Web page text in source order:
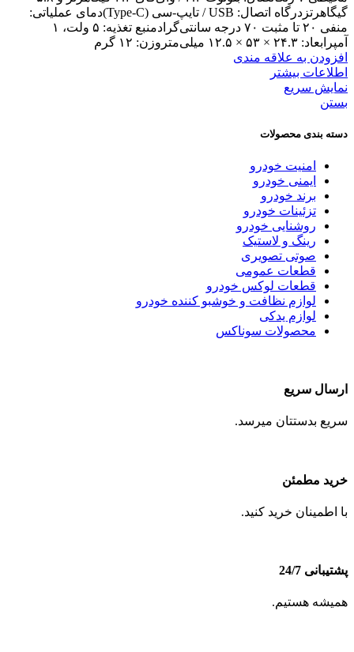
گیگاهرتزدرگاه اتصال: USB / تایپ-سی (Type-C)دمای عملیاتی:
منفی ۲۰ تا مثبت ۷۰ درجه سانتی‌گرادمنبع تغذیه: ۵ ولت، ۱
آمپرابعاد: ۲۴.۳ × ۵۳ × ۱۲.۵ میلی‌متروزن: ۱۲ گرم
افزودن به علاقه مندی
اطلاعات بیشتر
نمایش سریع
بستن
دسته بندی محصولات
امنیت خودرو
ایمنی خودرو
برند خودرو
تزئینات خودرو
روشنایی خودرو
رینگ و لاستیک
صوتی تصویری
قطعات عمومی
قطعات لوکس خودرو
لوازم نظافت و خوشبو کننده خودرو
لوازم یدکی
محصولات سوناکس
ارسال سریع
سریع بدستتان میرسد.
خرید مطمئن
با اطمینان خرید کنید.
پشتیبانی 24/7
همیشه هستیم.